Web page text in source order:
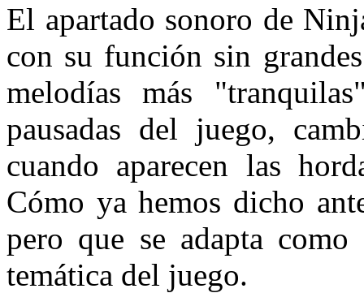
El apartado sonoro de
con su función sin
melodías más
pausadas del juego,
cuando aparecen las
Cómo ya hemos dicho
pero que se adapta
temática del juego.